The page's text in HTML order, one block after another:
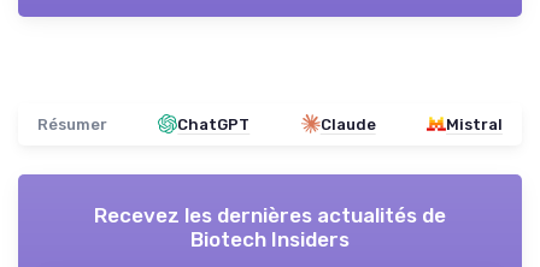
Résumer ChatGPT Claude Mistral
Recevez les dernières actualités de
Biotech Insiders